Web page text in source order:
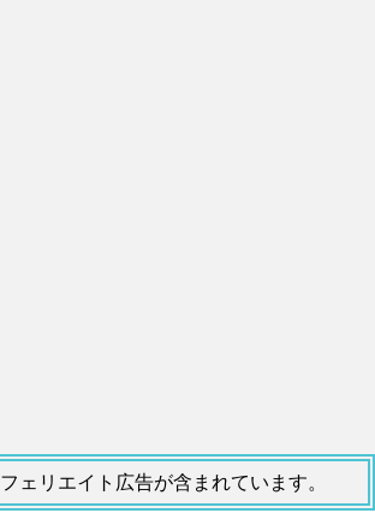
ェリエイト広告が含まれています。